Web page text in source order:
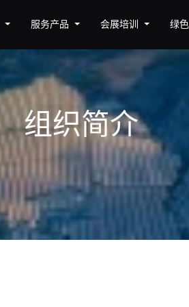
服务产品 会展培训 绿
组织简介